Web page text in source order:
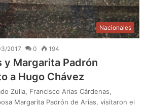
Nacionales
2017 0 194
y Margarita Padrón
a Hugo Chávez
Zulia, Francisco Arias Cárdenas,
Margarita Padrón de Arias, visitaron el